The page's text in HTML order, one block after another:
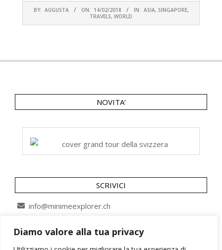
Diamo valore alla tua privacy
2018-
14
BY: AUGUSTA ON: 14/02/2018 IN: ASIA, SINGAPORE,
TRAVELS, WORLD
NOVITA’
SCRIVICI
info@minimeexplorer.ch